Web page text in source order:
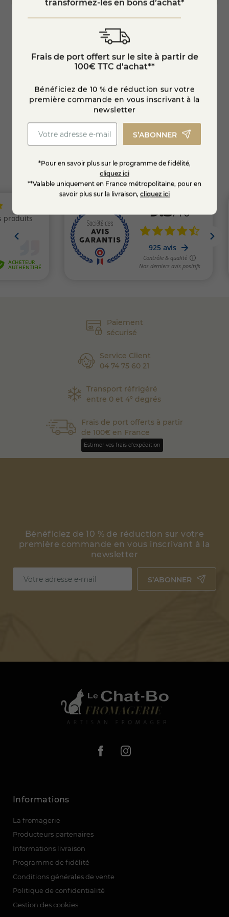
Raclette au poivre noir
6,85 €
EN SAVOIR +
Paiement
sécurisé
Service Client
04 74 75 60 21
Transport réfrigéré
entre 0 et 4° degrés
Frais de port offerts à partir
de 100€ en France
Estimer vos frais d'expédition
Bénéficiez de 10 % de réduction sur votre
première commande en vous inscrivant à la
newsletter
S’ABONNER
Informations
La fromagerie
Producteurs partenaires
Informations livraison
Programme de fidélité
Conditions générales de vente
Politique de confidentialité
Gestion des cookies
transformez-les en bons d’achat*
Frais de port offert sur le site à partir de
100€ TTC d'achat**
Bénéficiez de 10 % de réduction sur votre
première commande en vous inscrivant à la
newsletter
S’ABONNER
*Pour en savoir plus sur le programme de fidélité,
cliquez ici
**Valable uniquement en France métropolitaine, pour en
savoir plus sur la livraison, cliquez ici